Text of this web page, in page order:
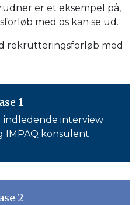
er et eksempel på,
med os kan se ud.
rekrutteringsforløb med
1
indledende interview
konsulent
2